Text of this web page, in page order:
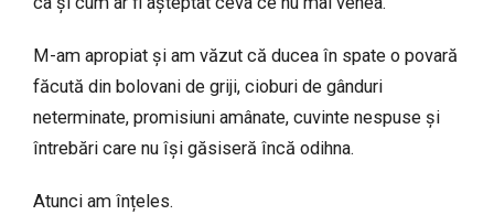
M-am apropiat și am văzut că ducea în spate o povară
făcută din bolovani de griji, cioburi de gânduri
neterminate, promisiuni amânate, cuvinte nespuse și
întrebări care nu își găsiseră încă odihna.
Atunci am înțeles.